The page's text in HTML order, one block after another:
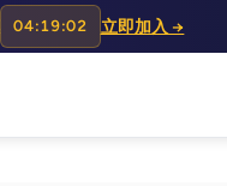
04:19:01 立即加入 →